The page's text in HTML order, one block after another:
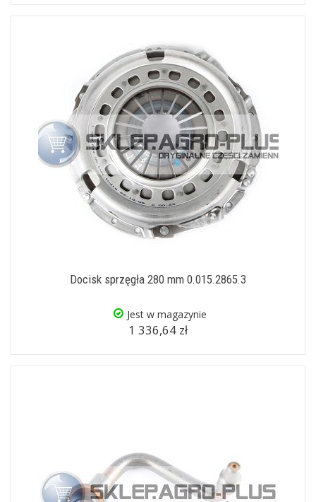
Docisk sprzęgła 280 mm 0.015.2865.3
Jest w magazynie
1 336,64 zł